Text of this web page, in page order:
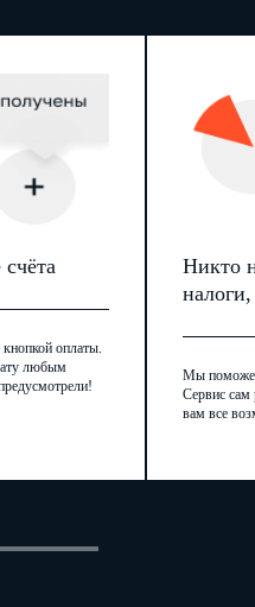
кнопкой оплаты.
любым
Никто
Мы
Сервис сам
вам все